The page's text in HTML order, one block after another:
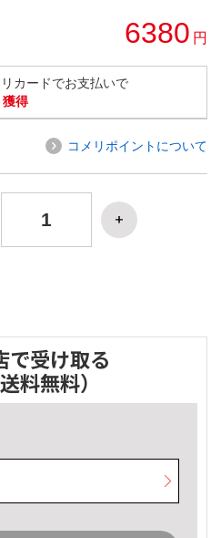
6380 円
カードでお支払いで
獲得
コメリポイントについて
で受け取る
送料無料）